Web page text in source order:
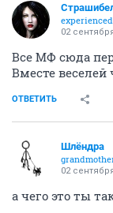
experienced
02
Все МФ сюда
Вместе веселей
ОТВЕТИТЬ
Шлёндра
02
а чего это ты